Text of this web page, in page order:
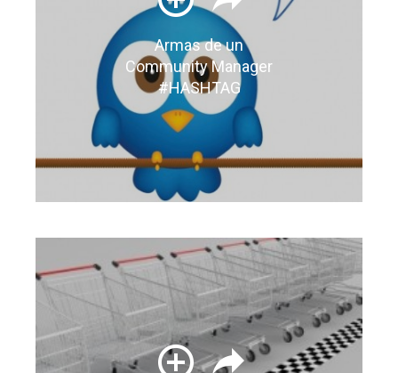
Armas de un
Community Manager
#HASHTAG